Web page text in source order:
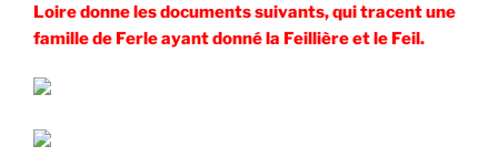
Loire donne les documents suivants, qui tracent une
famille de Ferle ayant donné la Feillière et le Feil.